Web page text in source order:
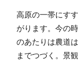
高原の一帯にす
がります。今の
のあたりは農道
までつづく。景